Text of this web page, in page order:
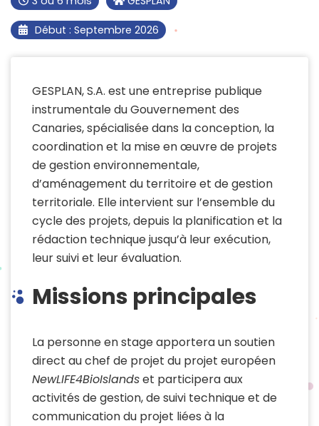
Début : Septembre 2026
GESPLAN, S.A. est une entreprise publique
instrumentale du Gouvernement des
Canaries, spécialisée dans la conception, la
coordination et la mise en œuvre de projets
de gestion environnementale,
d’aménagement du territoire et de gestion
territoriale. Elle intervient sur l’ensemble du
cycle des projets, depuis la planification et la
rédaction technique jusqu’à leur exécution,
leur suivi et leur évaluation.
Missions principales
La personne en stage apportera un soutien
direct au chef de projet du projet européen
NewLIFE4BioIslandset participera aux
activités de gestion, de suivi technique et de
communication du projet liées à la